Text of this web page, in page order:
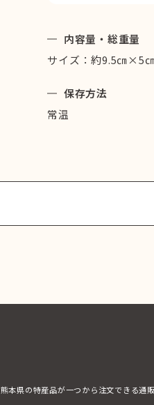
内容量・総重量
サイズ：約9.5㎝×5
保存方法
常温
熊本県の特産品が一つから注文できる通